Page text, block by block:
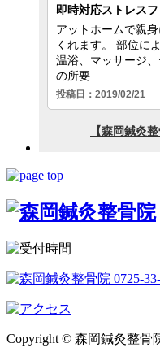
Copyright © 森岡鍼灸整骨